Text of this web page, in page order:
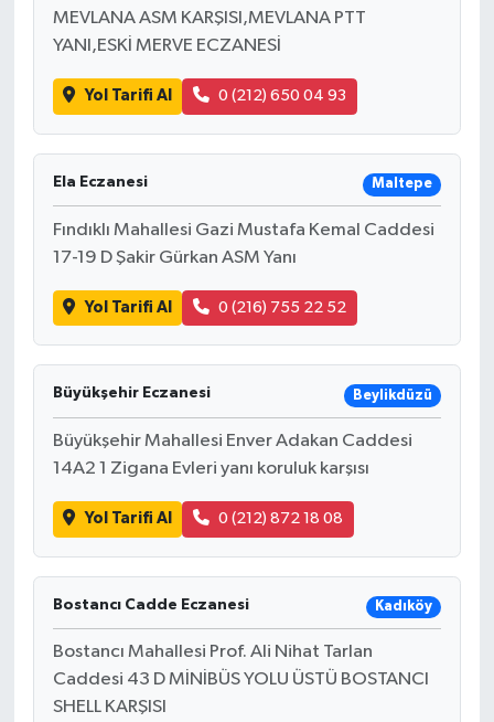
MEVLANA ASM KARŞISI,MEVLANA PTT
YANI,ESKİ MERVE ECZANESİ
Yol Tarifi Al 0 (212) 650 04 93
Ela Eczanesi Maltepe
Fındıklı Mahallesi Gazi Mustafa Kemal Caddesi
17-19 D Şakir Gürkan ASM Yanı
Yol Tarifi Al 0 (216) 755 22 52
Büyükşehir Eczanesi Beylikdüzü
Büyükşehir Mahallesi Enver Adakan Caddesi
14A2 1 Zigana Evleri yanı koruluk karşısı
Yol Tarifi Al 0 (212) 872 18 08
Bostancı Cadde Eczanesi Kadıköy
Bostancı Mahallesi Prof. Ali Nihat Tarlan
Caddesi 43 D MİNİBÜS YOLU ÜSTÜ BOSTANCI
SHELL KARŞISI